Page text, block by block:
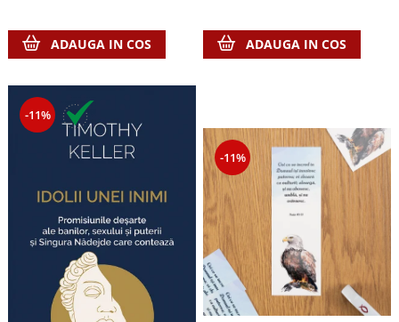
ADAUGA IN COS ADAUGA IN COS
-11%
-11%